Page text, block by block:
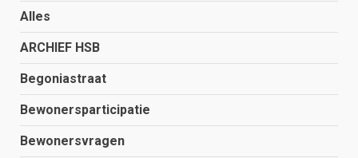
Alles
ARCHIEF HSB
Begoniastraat
Bewonersparticipatie
Bewonersvragen